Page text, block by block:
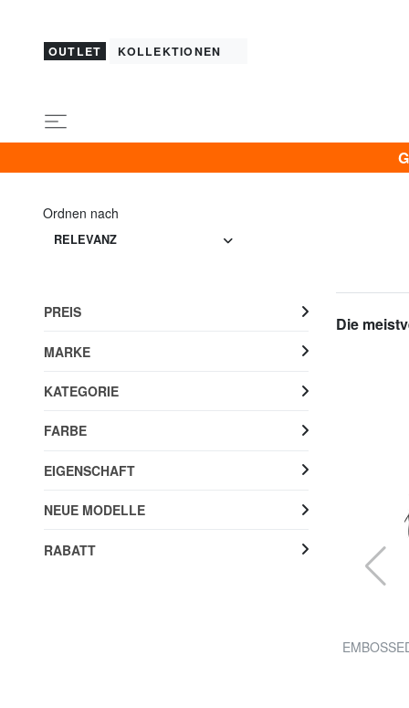
OUTLET KOLLEKTIONEN
Ordnen nach
RELEVANZ
Die
PREIS
MARKE
KATEGORIE
FARBE
EIGENSCHAFT
NEUE MODELLE
RABATT